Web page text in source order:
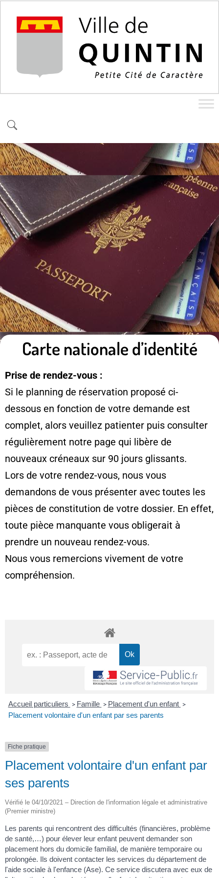
Carte nationale d’identité
Prise de rendez-vous :
Si le planning de réservation proposé ci-
dessous en fonction de votre demande est
complet, alors veuillez patienter puis consulter
régulièrement notre page qui libère de
nouveaux créneaux sur 90 jours glissants.
Lors de votre rendez-vous, nous vous
demandons de vous présenter avec toutes les
pièces de constitution de votre dossier. En effet,
toute pièce manquante vous obligerait à
prendre un nouveau rendez-vous.
Nous vous remercions vivement de votre
compréhension.
Accueil particuliers > Famille > Placement d'un enfant >
Placement volontaire d'un enfant par ses parents
Fiche pratique
Placement volontaire d'un enfant par
ses parents
Vérifié le 04/10/2021 – Direction de l'information légale et administrative
(Premier ministre)
Les parents qui rencontrent des difficultés (financières, problème
de santé,…) pour élever leur enfant peuvent demander son
placement hors du domicile familial, de manière temporaire ou
prolongée. Ils doivent contacter les services du département de
l'aide sociale à l'enfance (Ase). Ce service discutera avec eux de